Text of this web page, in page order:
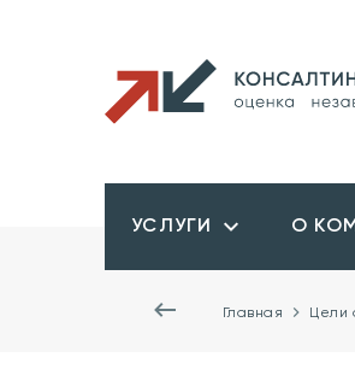
УСЛУГИ О
Главная Цели